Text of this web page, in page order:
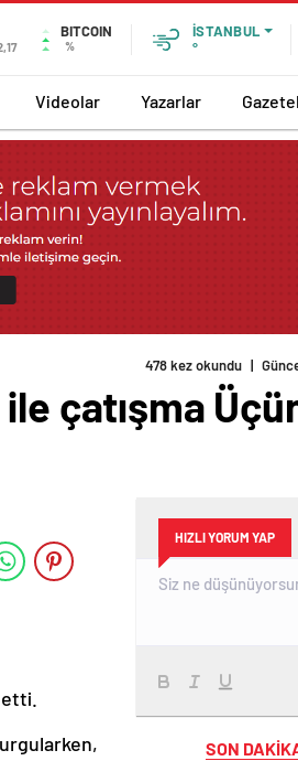
BITCOIN
%
İSTANBUL
°
Videolar Yazarlar
478 kez okundu |
çatışma
etti.
HIZLI YORUM YAP
SON